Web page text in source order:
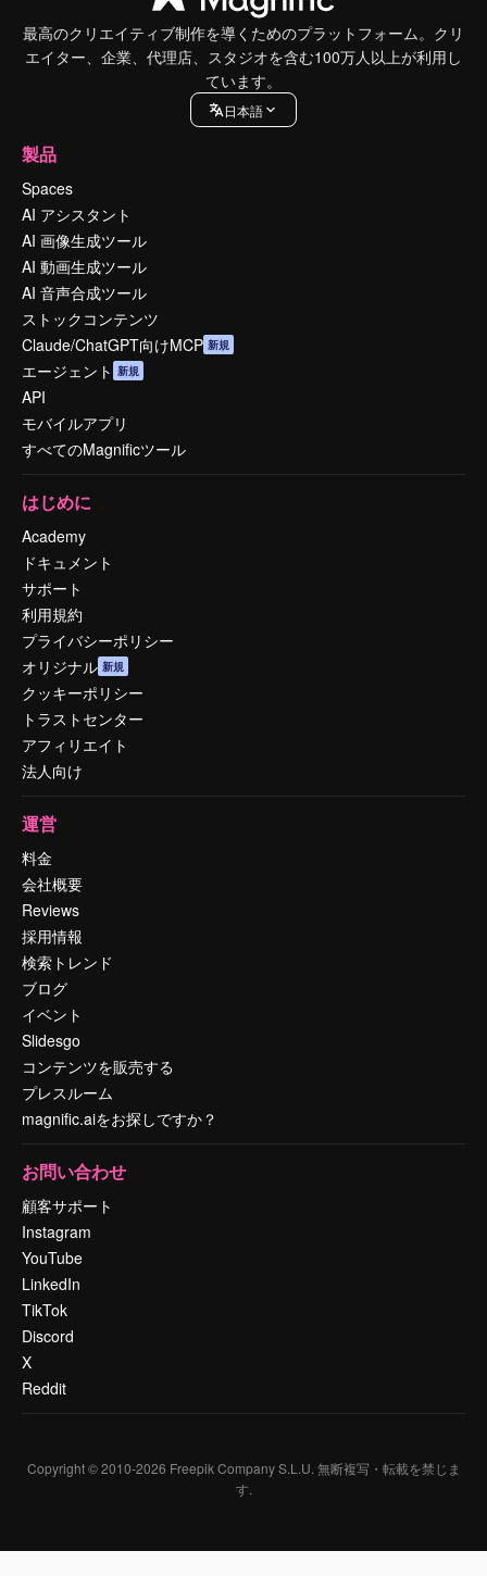
最高のクリエイティブ制作を導くためのプラットフォーム。クリ
エイター、企業、代理店、スタジオを含む100万人以上が利用し
ています。
日本語
製品
Spaces
AI アシスタント
AI 画像生成ツール
AI 動画生成ツール
AI 音声合成ツール
ストックコンテンツ
Claude/ChatGPT向けMCP 新規
エージェント 新規
API
モバイルアプリ
すべてのMagnificツール
はじめに
Academy
ドキュメント
サポート
利用規約
プライバシーポリシー
オリジナル 新規
クッキーポリシー
トラストセンター
アフィリエイト
法人向け
運営
料金
会社概要
Reviews
採用情報
検索トレンド
ブログ
イベント
Slidesgo
コンテンツを販売する
プレスルーム
magnific.aiをお探しですか？
お問い合わせ
顧客サポート
Instagram
YouTube
LinkedIn
TikTok
Discord
X
Reddit
Copyright © 2010-2026 Freepik Company S.L.U. 無断複写・転載を禁じま
す.